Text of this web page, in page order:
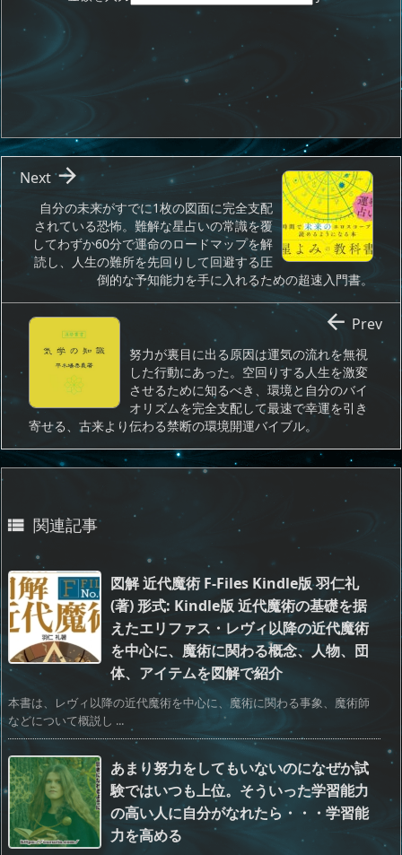
自分の未来がすでに1枚の図面に完全支配
されている恐怖。難解な星占いの常識を覆
してわずか60分で運命のロードマップを解
読し、人生の難所を先回りして回避する圧
倒的な予知能力を手に入れるための超速入門書。

Next
努力が裏目に出る原因は運気の流れを無視
した行動にあった。空回りする人生を激変
させるために知るべき、環境と自分のバイ
オリズムを完全支配して最速で幸運を引き
寄せる、古来より伝わる禁断の環境開運バイブル。
 Prev
 関連記事
図解 近代魔術 F‐Files Kindle版 羽仁礼
(著) 形式: Kindle版 近代魔術の基礎を据
えたエリファス・レヴィ以降の近代魔術
を中心に、魔術に関わる概念、人物、団
体、アイテムを図解で紹介
本書は、レヴィ以降の近代魔術を中心に、魔術に関わる事象、魔術師
などについて概説し ...
あまり努力をしてもいないのになぜか試
験ではいつも上位。そういった学習能力
の高い人に自分がなれたら・・・学習能
力を高める